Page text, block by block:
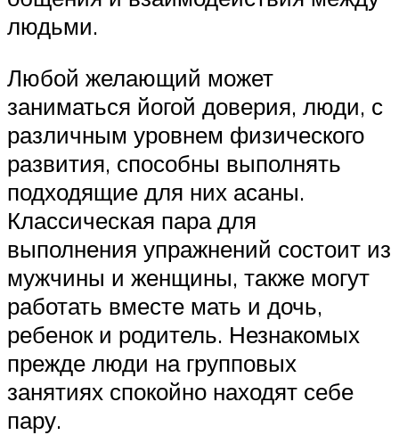
людьми.
Любой желающий может
заниматься йогой доверия, люди, с
различным уровнем физического
развития, способны выполнять
подходящие для них асаны.
Классическая пара для
выполнения упражнений состоит из
мужчины и женщины, также могут
работать вместе мать и дочь,
ребенок и родитель. Незнакомых
прежде люди на групповых
занятиях спокойно находят себе
пару.